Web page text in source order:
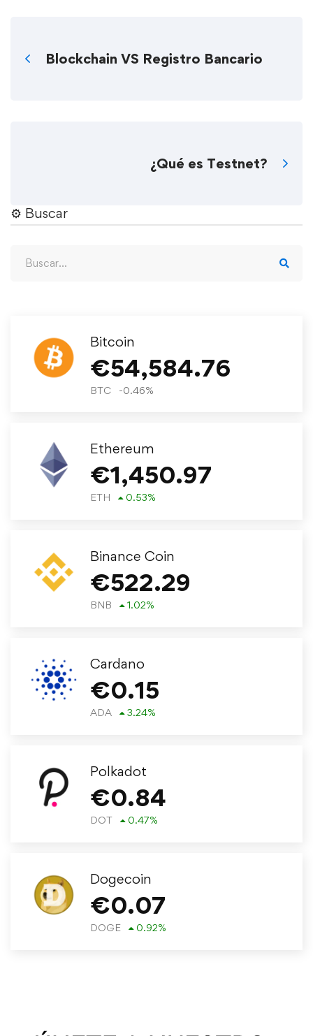
Blockchain VS Registro Bancario
¿Qué es Testnet?
⚙︎ Buscar
Bitcoin
€54,584.76
BTC -0.46%
Ethereum
€1,450.97
ETH 0.53%
Binance Coin
€522.29
BNB 1.02%
Cardano
€0.15
ADA 3.24%
Polkadot
€0.84
DOT 0.47%
Dogecoin
€0.07
DOGE 0.92%